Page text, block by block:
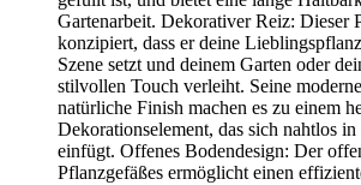
Gartenarbeit. Dekorativer Reiz: Dieser
konzipiert, dass er deine
Szene setzt und deinem Garten oder
stilvollen Touch verleiht. Seine
natürliche Finish machen es zu einem
Dekorationselement, das sich nahtlos
einfügt. Offenes Bodendesign: Der
Pflanzgefäßes ermöglicht einen